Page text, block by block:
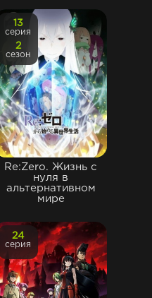
Re:Zero. Жизнь с
нуля в
альтернативном
мире
13
серия
2
сезон
24
серия